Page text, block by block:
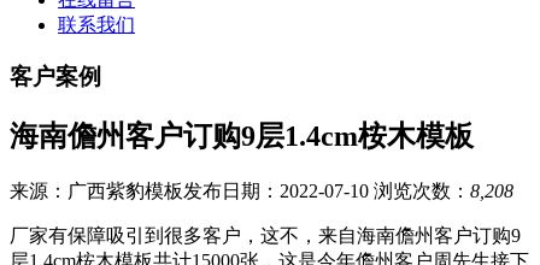
联系我们
客户案例
海南儋州客户订购9层1.4cm桉木模板
来源：广西紫豹模板发布日期：2022-07-10 浏览次数： 8,208
厂家有保障吸引到很多客户，这不，来自海南儋州客户订购9
层1.4cm桉木模板共计15000张，这是今年儋州客户周先生接下